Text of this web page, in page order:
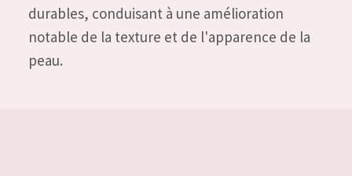
durables, conduisant à une amélioration
notable de la texture et de l'apparence de la
peau.